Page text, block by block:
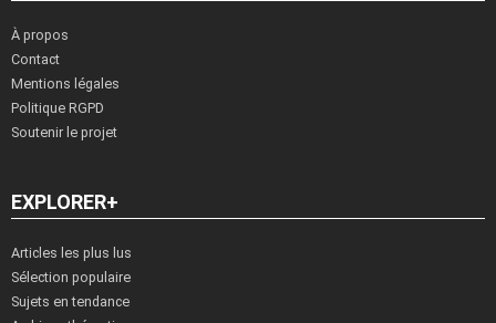
À propos
Contact
Mentions légales
Politique RGPD
Soutenir le projet
EXPLORER+
Articles les plus lus
Sélection populaire
Sujets en tendance